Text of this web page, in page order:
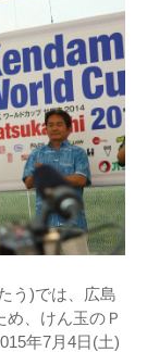
う)では、広島
、けん玉のＰ
年7月4日(土)